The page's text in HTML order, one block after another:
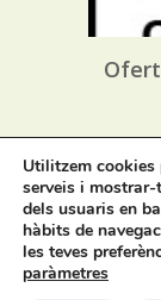
Utilitzem cookies
serveis i
dels usuaris en
hàbits de
les teves
paràmetres